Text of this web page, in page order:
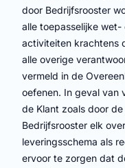
door Bedrijfsrooster
alle toepasselijke
activiteiten krachtens
alle overige
vermeld in de
oefenen. In geval van
de Klant zoals door
Bedrijfsrooster elk
leveringsschema als
ervoor te zorgen dat